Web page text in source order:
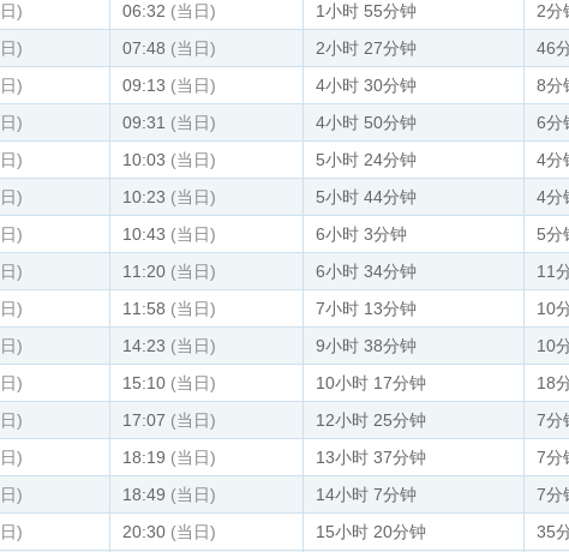
) 06:32 (当日) 1小时 55分钟
2分
) 07:48 (当日) 2小时 27分钟
46
) 09:13 (当日) 4小时 30分钟
8分
) 09:31 (当日) 4小时 50分钟
6分
) 10:03 (当日) 5小时 24分钟
4分
) 10:23 (当日) 5小时 44分钟
4分
) 10:43 (当日) 6小时 3分钟
5分
) 11:20 (当日) 6小时 34分钟
11
) 11:58 (当日) 7小时 13分钟
10
) 14:23 (当日) 9小时 38分钟
10
) 15:10 (当日) 10小时 17分钟
18
) 17:07 (当日) 12小时 25分钟
7分
) 18:19 (当日) 13小时 37分钟
7分
) 18:49 (当日) 14小时 7分钟
7分
) 20:30 (当日) 15小时 20分钟
35